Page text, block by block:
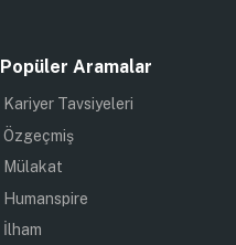
Popüler Aramalar
Kariyer Tavsiyeleri
Özgeçmiş
Mülakat
Humanspire
İlham